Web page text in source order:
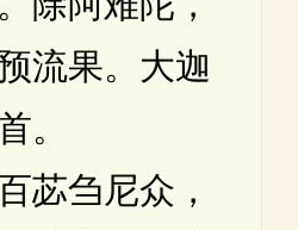
流果。大迦
。
刍尼众，